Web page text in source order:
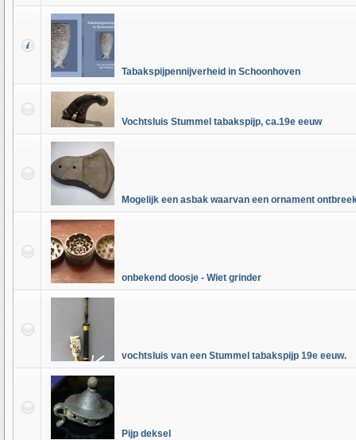
Tabakspijpennijverheid in Schoonhoven
Vochtsluis Stummel tabakspijp, ca.19e eeuw
Mogelijk een asbak waarvan een ornament
onbekend doosje - Wiet grinder
vochtsluis van een Stummel tabakspijp 19e eeuw.
Pijp deksel